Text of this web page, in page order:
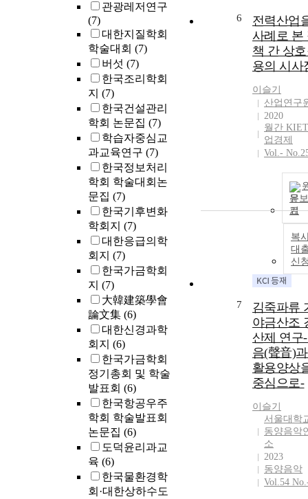
관광레저연구
(7)
대한지질학회
학술대회 (7)
버섯 (7)
한국조리학회
지 (7)
한국건설관리
학회 논문집 (7)
학습자중심교
과교육연구 (7)
한국정보처리
학회 학술대회논
문집 (7)
한국기후변화
학회지 (7)
대한응급의학
회지 (7)
한국가금학회
지 (7)
大韓建築學會
論文集 (6)
대한신경과학
회지 (6)
한국가금학회
정기총회 및 학술
발표회 (6)
한국항공우주
학회 학술발표회
논문집 (6)
도덕윤리과교
육 (6)
한국물환경학
회·대한상하수도
the South
and United
governments’
responses to
COVID-19
comparative
perspective.
analysis
on crisis
conducted
and during the
outbreak,
the conceptual
categories of
intercrisis/
is learning and
single-/
p learning. The
findings
that double-
intercrisis
allows for
effective crisis
management
(re)developing
common
framework.
efficacy of
learning is
enhanced
double-loop
learning is
followed by
single-loop
6
전력산업
사례로 본
책 간 상
용의 시사
이슬기
산업연구
2020
월간
업경제
Vol.-
문보
기
복
대
신
7
김죽파류
야금산조
산제 연구
음(聲音)과
활용양상
중심으로-
이슬기
서울대학
동양음악
소
2023
동양음악
Vol.54